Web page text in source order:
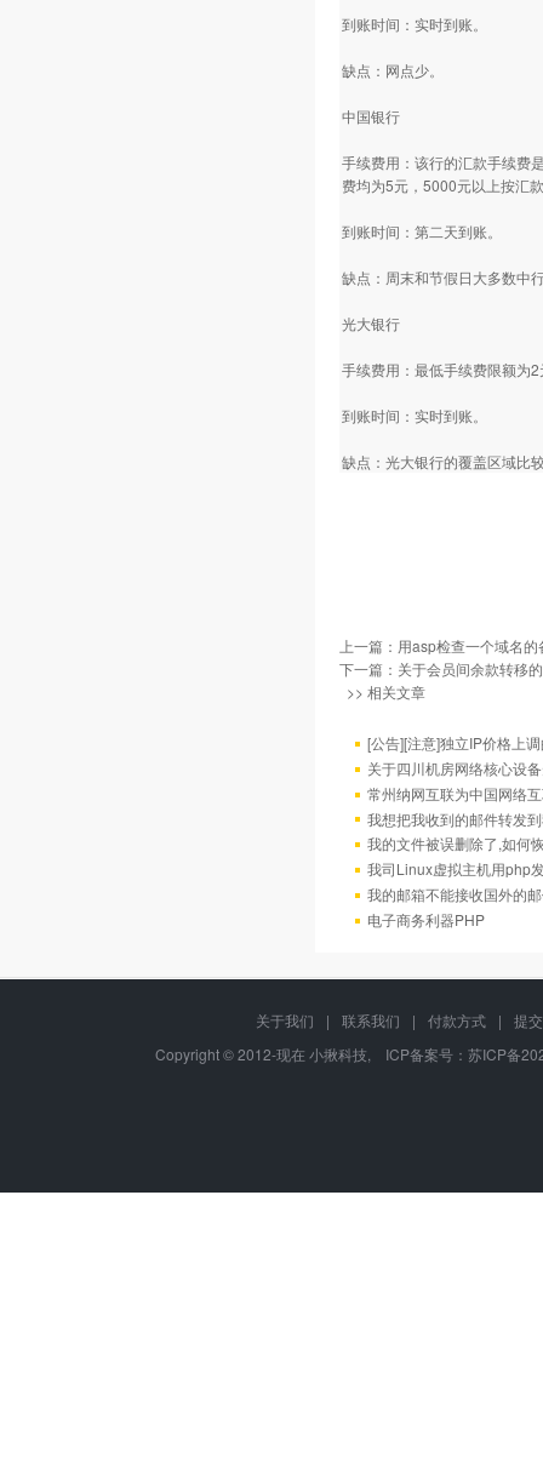
到账时间：实时到账。
缺点：网点少。
中国银行
手续费用：该行的汇款手续费
费均为5元，5000元以上按汇
到账时间：第二天到账。
缺点：周末和节假日大多数中
光大银行
手续费用：最低手续费限额为
到账时间：实时到账。
缺点：光大银行的覆盖区域比
上一篇： 用asp检查一个域名
下一篇： 关于会员间余款转移
>> 相关文章
[公告][注意]独立IP价格上
关于四川机房网络核心设
常州纳网互联为中国网络
我想把我收到的邮件转发
我的文件被误删除了,如何
我司Linux虚拟主机用php
我的邮箱不能接收国外的
电子商务利器PHP
关于我们 | 联系我们 | 付款方式 |
提
Copyright © 2012-现在 小揪科技, ICP备案号： 苏ICP备